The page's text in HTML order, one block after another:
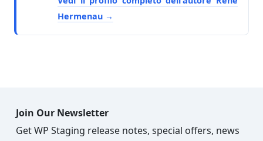
Hermenau
Join Our Newsletter
Get WP Staging release notes, special offers, news